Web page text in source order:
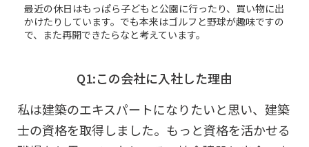
最近の休日はもっぱら子どもと公園に行ったり、買い物に出
かけたりしています。でも本来はゴルフと野球が趣味ですの
で、また再開できたらなと考えています。
Q1:この会社に入社した理由
私は建築のエキスパートになりたいと思い、建築
士の資格を取得しました。もっと資格を活かせる